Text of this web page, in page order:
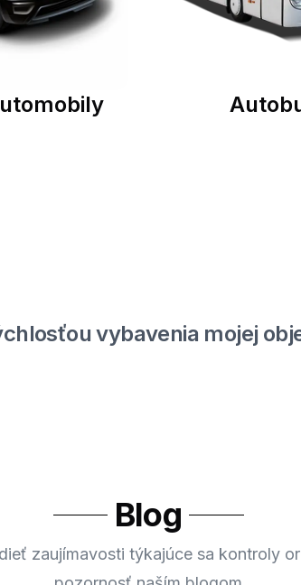
vybavenia mojej
Blog
zaujímavosti týkajúce sa kontroly